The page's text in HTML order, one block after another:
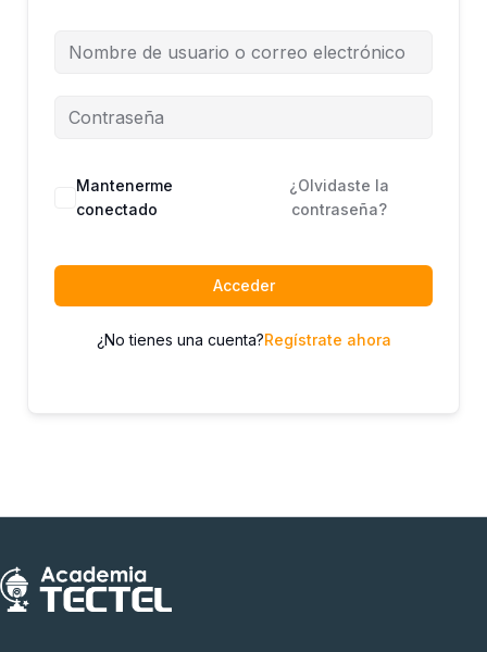
Mantenerme
conectado
¿Olvidaste la
contraseña?
Acceder
¿No tienes una cuenta?Regístrate ahora